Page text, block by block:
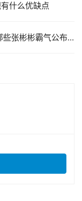
什么优缺点
彬彬霸气公布恋情